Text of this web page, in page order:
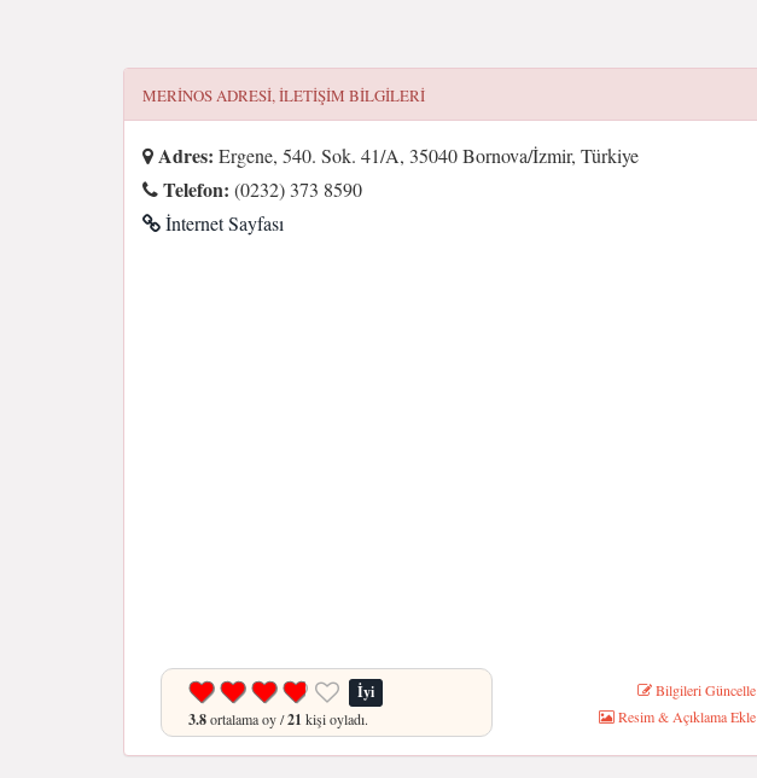
MERINOSADRESI, ILETIŞIM BILGILERI
Adres: Ergene, 540. Sok. 41/A, 35040 Bornova/İzmir, Türkiye
Telefon: (0232) 373 8590
İnternet Sayfası
İyi
3.8ortalama oy /21 kişi oyladı.
Bilgileri Güncelle
Resim & Açıklama Ekle